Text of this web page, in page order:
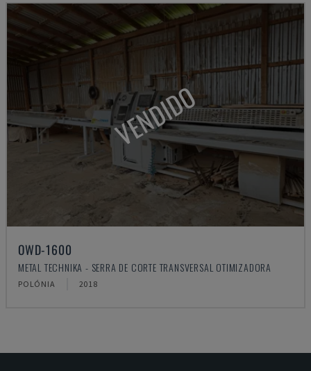
VENDIDO
OWD-1600
METAL TECHNIKA - SERRA DE CORTE TRANSVERSAL OTIMIZADORA
POLÓNIA 2018